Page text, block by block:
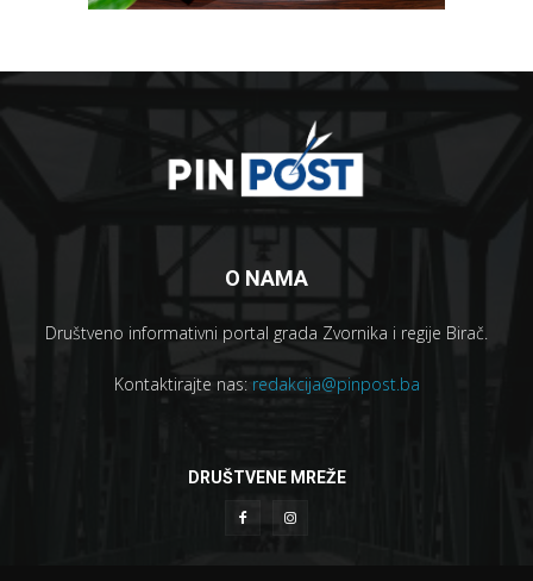
O NAMA
Društveno informativni portal grada Zvornika i regije Birač.
Kontaktirajte nas: redakcija@pinpost.ba
DRUŠTVENE MREŽE